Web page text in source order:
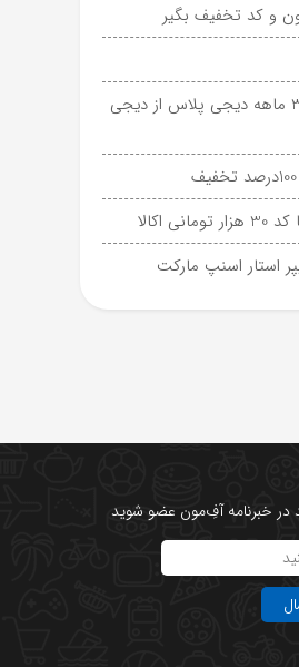
و کد تخفیف بگیر
%100 کد تخفیف اشتراک 3 ماهه دیجی پلاس از دیجی
اکالا
استار اسنپ مارکت
در خبرنامه آفِ‌مون عضو شوید